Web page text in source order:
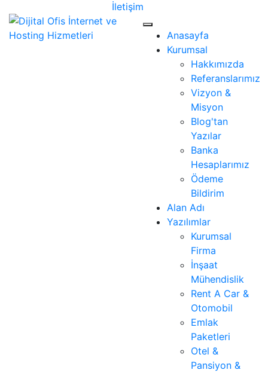
İletişim
Anasayfa
Kurumsal
Hakkımızda
Referanslarımız
Vizyon &
Misyon
Blog'tan
Yazılar
Banka
Hesaplarımız
Ödeme
Bildirim
Alan Adı
Yazılımlar
Kurumsal
Firma
İnşaat
Mühendislik
Rent A Car &
Otomobil
Emlak
Paketleri
Otel &
Pansiyon &